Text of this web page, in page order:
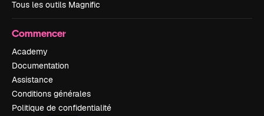
Tous les outils Magnific
Commencer
Academy
Documentation
Assistance
Conditions générales
Politique de confidentialité